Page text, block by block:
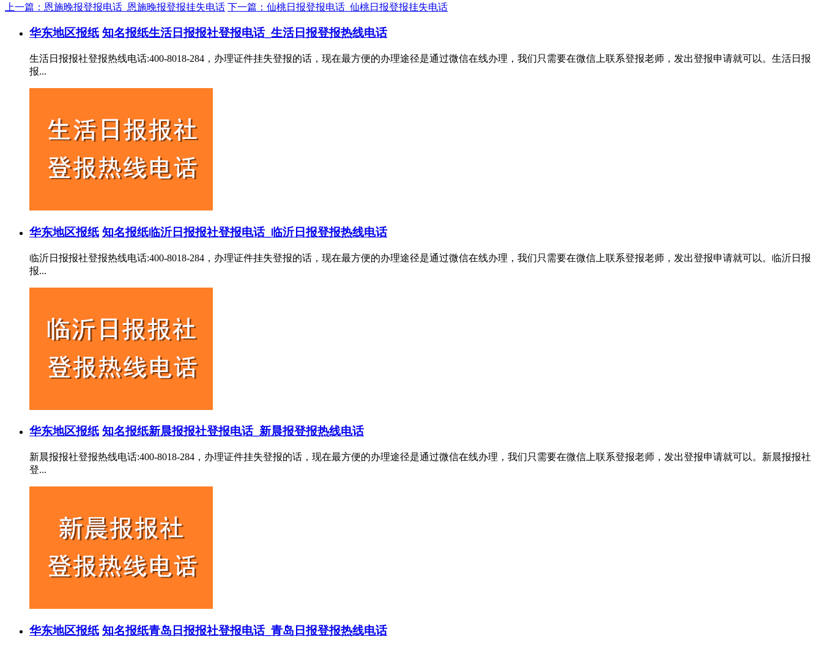
上一篇：恩施晚报登报电话_恩施晚报登报挂失电话 下一篇：仙桃日报登报电话_仙桃日报登报挂失电话
华东地区报纸 知名报纸生活日报报社登报电话_生活日报登报热线电话
生活日报报社登报热线电话:400-8018-284，办理证件挂失登报的话，现在最方便的办理途径是通过微信在线办理，我们只需要在微信上联系登报老师，发出登报申请就可以。生活日报
报...
华东地区报纸 知名报纸临沂日报报社登报电话_临沂日报登报热线电话
临沂日报报社登报热线电话:400-8018-284，办理证件挂失登报的话，现在最方便的办理途径是通过微信在线办理，我们只需要在微信上联系登报老师，发出登报申请就可以。临沂日报
报...
华东地区报纸 知名报纸新晨报报社登报电话_新晨报登报热线电话
新晨报报社登报热线电话:400-8018-284，办理证件挂失登报的话，现在最方便的办理途径是通过微信在线办理，我们只需要在微信上联系登报老师，发出登报申请就可以。新晨报报社
登...
华东地区报纸 知名报纸青岛日报报社登报电话_青岛日报登报热线电话